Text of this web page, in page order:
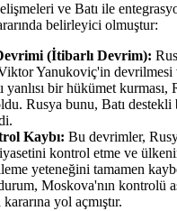
ve Batı ile
belirleyici olmuştur:
(İtibarlı Devrim):
Yanukoviç'in devrilmesi
yanlısı bir hükümet
Rusya bunu, Batı destekli
Kaybı: Bu devrimler,
kontrol etme ve
yeteneğini tamamen
Moskova'nın kontrolü
yol açmıştır.